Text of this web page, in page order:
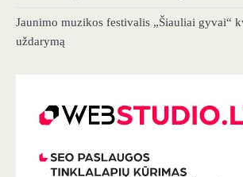
Jaunimo muzikos festivalis „Šiauliai gyvai“
uždarymą